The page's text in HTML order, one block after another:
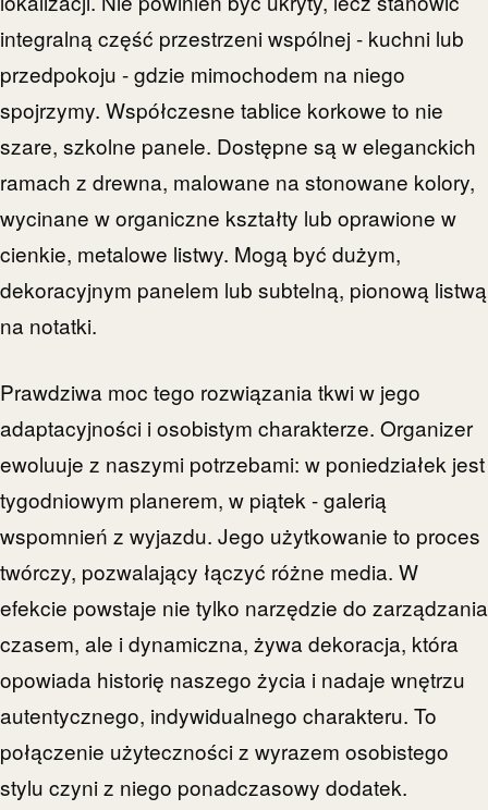
integralną część przestrzeni wspólnej - kuchni lub
przedpokoju - gdzie mimochodem na niego
spojrzymy. Współczesne tablice korkowe to nie
szare, szkolne panele. Dostępne są w eleganckich
ramach z drewna, malowane na stonowane kolory,
wycinane w organiczne kształty lub oprawione w
cienkie, metalowe listwy. Mogą być dużym,
dekoracyjnym panelem lub subtelną, pionową listwą
na notatki.
Prawdziwa moc tego rozwiązania tkwi w jego
adaptacyjności i osobistym charakterze. Organizer
ewoluuje z naszymi potrzebami: w poniedziałek jest
tygodniowym planerem, w piątek - galerią
wspomnień z wyjazdu. Jego użytkowanie to proces
twórczy, pozwalający łączyć różne media. W
efekcie powstaje nie tylko narzędzie do zarządzania
czasem, ale i dynamiczna, żywa dekoracja, która
opowiada historię naszego życia i nadaje wnętrzu
autentycznego, indywidualnego charakteru. To
połączenie użyteczności z wyrazem osobistego
stylu czyni z niego ponadczasowy dodatek.